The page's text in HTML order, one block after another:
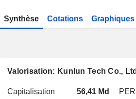
Synthèse Cotations Graphiques
Valorisation: Kunlun Tech Co.,
Capitalisation 56,41 Md